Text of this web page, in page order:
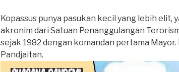
Kopassus punya pasukan kecil yang lebih elit,
akronim dari Satuan Penanggulangan
sejak 1982 dengan komandan pertama Mayor.
Pandjaitan.